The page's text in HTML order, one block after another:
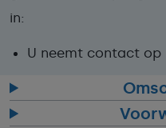
in:
U neemt contact op